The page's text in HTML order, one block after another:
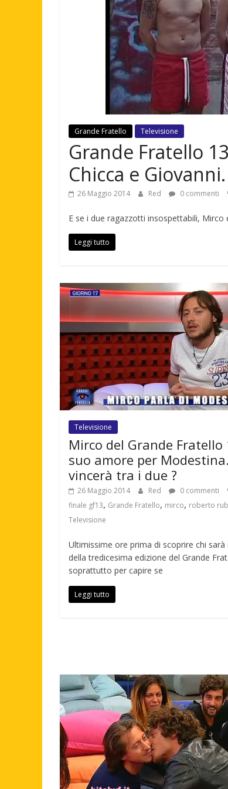
Grande Fratello Televisione
Grande Fratello
Chicca e
26 Maggio 2014 Red 0 commenti
E se i due ragazzotti insospettabili,
Leggi tutto
Televisione
Mirco del Grande Fratello
suo amore per
vincerà tra i due ?
26 Maggio 2014 Red 0 commenti
finale gf13, Grande Fratello, mirco, roberto
Televisione
Ultimissime ore prima di scoprire chi sarà
della tredicesima edizione del Grande
soprattutto per capire se
Leggi tutto